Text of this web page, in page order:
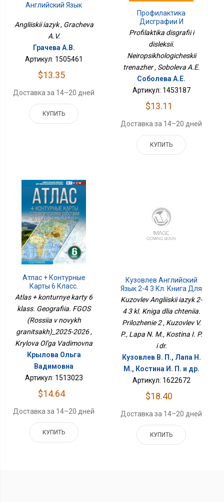
Английский Язык
Angliiskii iazyk , Gracheva
A.V.
Грачева А.В.
Артикул: 1505461
$13.35
Доставка за 14–20 дней
КУПИТЬ
Профилактика
Дисграфии И
Дислексии.
Нейропсихологический
Тренажёр
Profilaktika disgrafii i
disleksii.
Neiropsikhologicheskii
trenazher , Soboleva A.E.
Соболева А.Е.
Артикул: 1453187
$13.11
Доставка за 14–20 дней
КУПИТЬ
Атлас + Контурные
Карты 6 Класс.
География. ФГОС
(Россия В Новых
Границах)_2025-2026
Atlas + konturnye karty 6
klass. Geografiia. FGOS
(Rossiia v novykh
granitsakh)_2025-2026 ,
Krylova Ol'ga Vadimovna
Крылова Ольга
Вадимовна
Артикул: 1513023
$14.64
Доставка за 14–20 дней
КУПИТЬ
Кузовлев Английский
Язык 2-4 3 Кл. Книга Для
Чтения. Приложение 2
Kuzovlev Angliiskii iazyk 2-
4 3 kl. Kniga dlia chteniia.
Prilozhenie 2 , Kuzovlev V.
P., Lapa N. M., Kostina I. P.
i dr.
Кузовлев В. П., Лапа Н.
М., Костина И. П. и др.
Артикул: 1622672
$18.40
Доставка за 14–20 дней
КУПИТЬ